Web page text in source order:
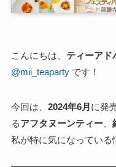
こんにちは、 ティーアド
@mii_teapartyです！
今回は、 2024年6月 に発
るアフタヌーンティー、
私が特に気になっている